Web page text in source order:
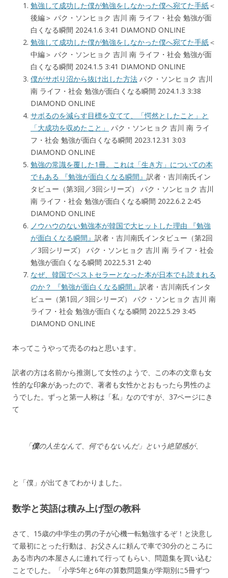
勉強して成功した僕が勉強をしなかった僕へ宛てた手紙＜
後編＞ パク・ソンヒョク 吉川 南 ライフ・社会 勉強が面
白くなる瞬間 2024.1.6 3:41 DIAMOND ONLINE
勉強して成功した僕が勉強をしなかった僕へ宛てた手紙＜
中編＞ パク・ソンヒョク 吉川 南 ライフ・社会 勉強が面
白くなる瞬間 2024.1.5 3:41 DIAMOND ONLINE
僕がサボり沼から抜け出した方法 パク・ソンヒョク 吉川
南 ライフ・社会 勉強が面白くなる瞬間 2024.1.3 3:38
DIAMOND ONLINE
サボるのを減らす目標を立てて、「愕然としたこと」と
「大成功を収めたこと」
パク・ソンヒョク 吉川 南 ライ
フ・社会 勉強が面白くなる瞬間 2023.12.31 3:03
DIAMOND ONLINE
勉強の常識を覆した1冊。これは「生き方」についての本
でもある 『勉強が面白くなる瞬間』 訳者・吉川南氏イン
タビュー（第3回／3回シリーズ） パク・ソンヒョク 吉川
南 ライフ・社会 勉強が面白くなる瞬間 2022.6.2 2:45
DIAMOND ONLINE
ノウハウのない勉強本が韓国で大ヒットした理由 『勉強
が面白くなる瞬間』 訳者・吉川南氏インタビュー（第2回
／3回シリーズ） パク・ソンヒョク 吉川 南 ライフ・社会
勉強が面白くなる瞬間 2022.5.31 2:40
なぜ、韓国でベストセラーとなった本が日本でも読まれる
のか？ 『勉強が面白くなる瞬間』 訳者・吉川南氏インタ
ビュー（第1回／3回シリーズ） パク・ソンヒョク 吉川 南
ライフ・社会 勉強が面白くなる瞬間 2022.5.29 3:45
DIAMOND ONLINE
本ってこうやって売るのねと思います。
訳者の方は名前から推測して女性のようで、この本の文章も女
性的な印象があったので、著者も女性かとおもったら男性のよ
うでした。ずっと第一人称は「私」なのですが、37ページにき
て
「僕の人生なんて、何でもないんだ」という絶望感が、
と「僕」が出てきてわかりました。
数学と英語は積み上げ型の教科
さて、15歳の中学生の男の子が心機一転勉強するぞ！と決意し
て最初にとった行動は、お父さんに頼んで車で30分のところに
ある市内の本屋さんに連れて行ってもらい、問題集を買い込む
ことでした。「小学5年と6年の算数問題集が学期別に5冊ずつ